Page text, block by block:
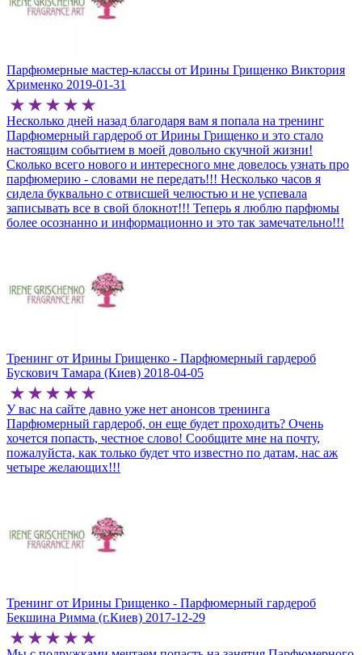
Парфюмерные мастер-классы от Ирины Грищенко Виктория
Хрименко 2019-01-31
Несколько дней назад благодаря вам я попала на тренинг
Парфюмерный гардероб от Ирины Грищенко и это стало
настоящим событием в моей довольно скучной жизни!
Сколько всего нового и интересного мне довелось узнать про
парфюмерию - словами не передать!!! Несколько часов я
сидела буквально с отвисшей челюстью и не успевала
записывать все в свой блокнот!!! Теперь я люблю парфюмы
более осознанно и информационно и это так замечательно!!!
Тренинг от Ирины Грищенко - Парфюмерный гардероб
Бускович Тамара (Киев) 2018-04-05
У вас на сайте давно уже нет анонсов тренинга
Парфюмерный гардероб, он еще будет проходить? Очень
хочется попасть, честное слово! Сообщите мне на почту,
пожалуйста, как только будет что известно по датам, нас аж
четыре желающих!!!
Тренинг от Ирины Грищенко - Парфюмерный гардероб
Бекшина Римма (г.Киев) 2017-12-29